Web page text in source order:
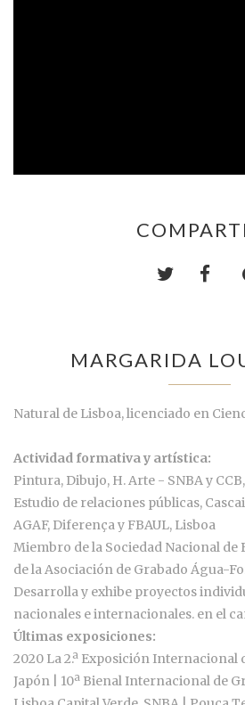
MARGARIDA
Natural de Lisboa, licenciado en
Actividad formativa y artística:
Pintura, Dibujo, H. Arte - SNBA y
Estudio de relaciones públicas,
AGAF, Diferença y FBAUL, Lisboa
Miembro de la Sociedad Nacional de
de la Asociación de Grabado Água-
Desarrolla y exhibe proyectos
nacionales e internacionales. en el
Últimas exposiciones:
2020 La 2.ª Exposición
Japón | 10ª Bienal Internacional de